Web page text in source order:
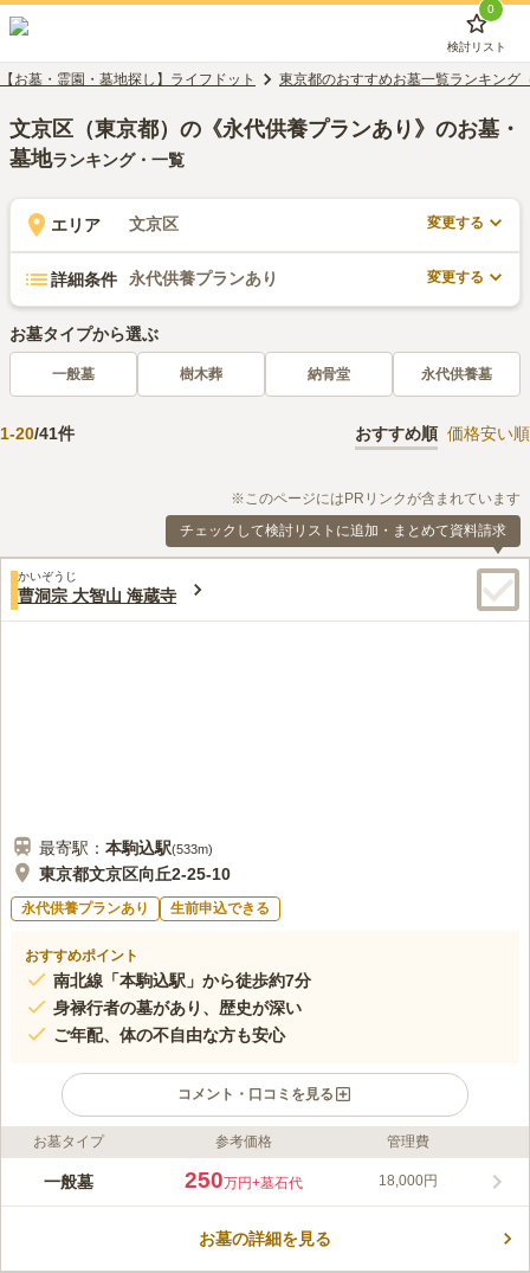
0
検討リスト
【お墓・霊園・墓地探し】ライフドット 東京都のおすすめお墓一覧ランキング
文京区（東京都）の《永代供養プランあり》のお墓・
墓地ランキング・一覧
エリア 文京区 変更する
詳細条件 永代供養プランあり 変更する
お墓タイプから選ぶ
一般墓 樹木葬 納骨堂 永代供養墓
1-20/41件 おすすめ順 価格安い順
※このページにはPRリンクが含まれています
チェックして検討リストに追加・まとめて資料請求
かいぞうじ
曹洞宗 大智山 海蔵寺
最寄駅： 本駒込駅(533m)
東京都文京区向丘2-25-10
永代供養プランあり 生前申込できる
おすすめポイント
南北線「本駒込駅」から徒歩約7分
身禄行者の墓があり、歴史が深い
ご年配、体の不自由な方も安心
コメント・口コミを見る
ライフドット編集部のコメント
海蔵寺は、1540年(天文9年)に、和田蔵門内に創建され、現在地
原翆軒夫妻の墓などがあります。 閑静な寺町にあり、歴史が色
お墓タイプ 参考価格 管理費
一般墓 250万円+墓石代 18,000円
お墓の詳細を見る